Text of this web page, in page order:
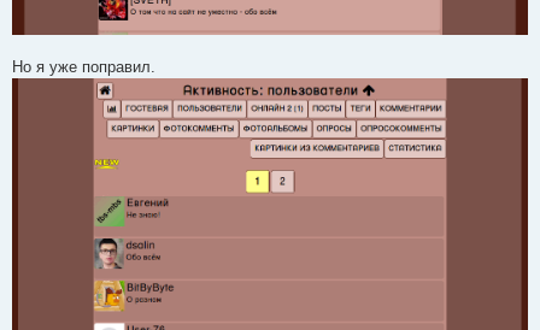
Но я уже поправил.